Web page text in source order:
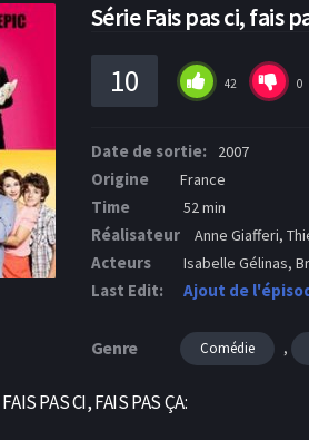
Série Fais pas ci, fais
10 42 0
Date de sortie: 2007
Origine France
Time 52 min
Réalisateur Anne Giafferi,
Acteurs Isabelle Gélinas,
Last Edit: Ajout de
Genre Comédie ,
FAIS PAS CI, FAIS PAS ÇA: